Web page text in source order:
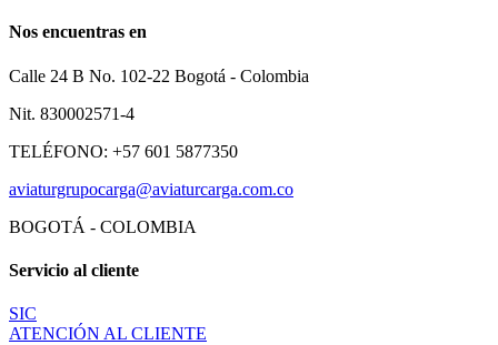
Nos encuentras en
Calle 24 B No. 102-22 Bogotá - Colombia
Nit. 830002571-4
TELÉFONO: +57 601 5877350
aviaturgrupocarga@aviaturcarga.com.co
BOGOTÁ - COLOMBIA
Servicio al cliente
SIC
ATENCIÓN AL CLIENTE